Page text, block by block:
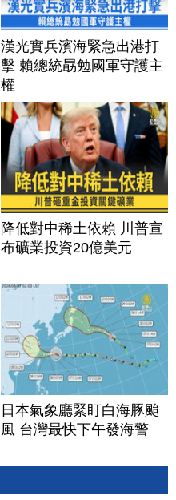
漢光實兵濱海緊急出港打
擊 賴總統勗勉國軍守護主
權
降低對中稀土依賴 川普宣
布礦業投資20億美元
日本氣象廳緊盯白海豚颱
風 台灣最快下午發海警